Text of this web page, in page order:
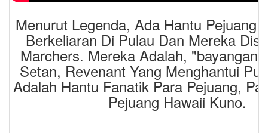
Menurut Legenda, Ada Hantu Pejuang
Berkeliaran Di Pulau Dan Mereka
Marchers. Mereka Adalah, "bayangan
Setan, Revenant Yang Menghantui
Adalah Hantu Fanatik Para Pejuang,
Pejuang Hawaii Kuno.